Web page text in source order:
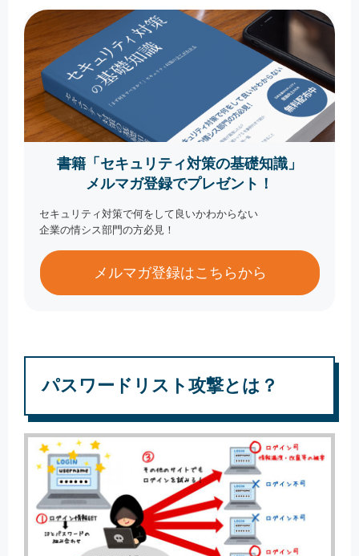
書籍「セキュリティ対策の基礎知識」
メルマガ登録でプレゼント！
セキュリティ対策で何をして良いかわからない
企業の情シス部門の方必見！
メルマガ登録はこちらから
パスワードリスト攻撃とは？